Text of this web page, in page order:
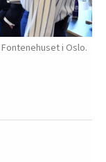
i Oslo.